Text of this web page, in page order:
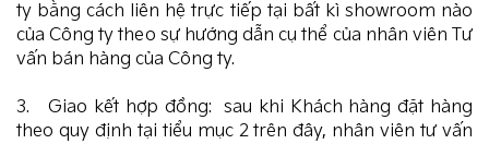
ty bằng cách liên hệ trực tiếp tại bất kì showroom nào
của Công ty theo sự hướng dẫn cụ thể của nhân viên Tư
vấn bán hàng của Công ty.
3. Giao kết hợp đồng: sau khi Khách hàng đặt hàng
theo quy định tại tiểu mục 2 trên đây, nhân viên tư vấn